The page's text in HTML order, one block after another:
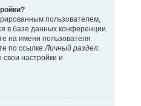
пользователем,
в базе данных конференции.
на имени пользователя
по ссылкеЛичный раздел.
настройки и